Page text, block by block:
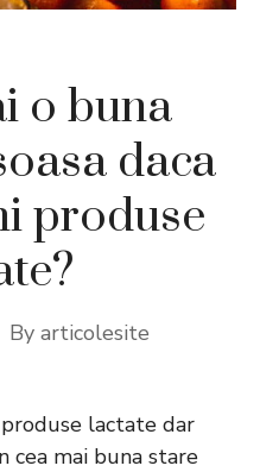
o buna
daca
produse
By articolesite
lactate dar
cea mai buna stare